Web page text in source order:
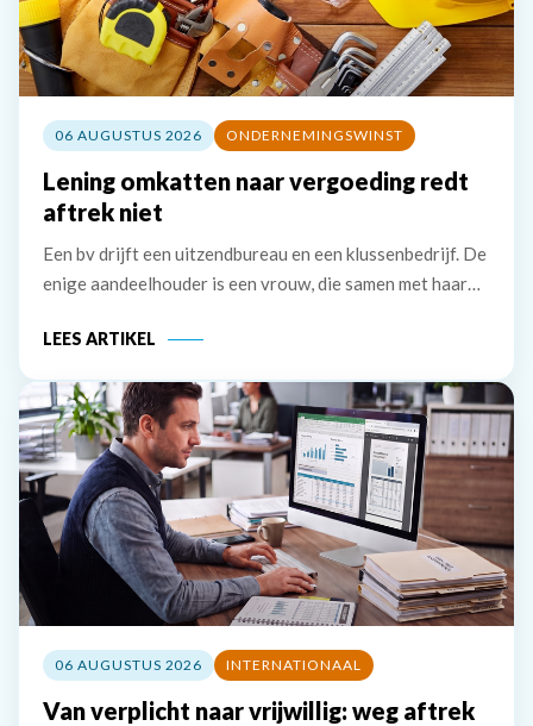
06 AUGUSTUS 2026 ONDERNEMINGSWINST
Lening omkatten naar vergoeding redt
aftrek niet
Een bv drijft een uitzendbureau en een klussenbedrijf. De
enige aandeelhouder is een vrouw, die samen met haar
zij in 2020 wil afwaarderen. De eerste vordering van
LEES ARTIKEL
06 AUGUSTUS 2026 INTERNATIONAAL
Van verplicht naar vrijwillig: weg aftrek